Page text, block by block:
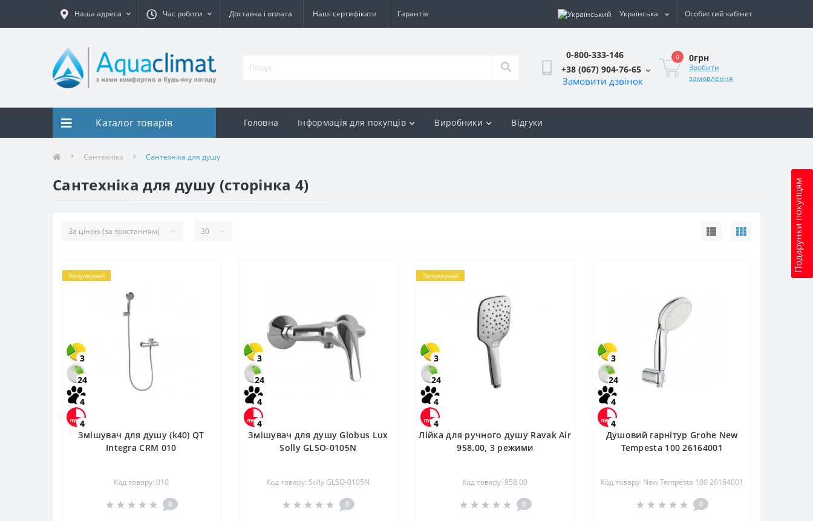
Наша адреса Час роботи Доставка і оплата Наші сертифікати Гарантія Українська Особистий кабінет
0-800-333-146
+38 (067) 904-76-65
Замовити дзвінок
0 0грн
Зробити
замовлення
Подарунки покупцям
Каталог товарів Головна Інформація для покупців Виробники Відгуки
Сантехніка Сантехніка для душу
Сантехніка для душу (сторінка 4)
Популярний
3
24
4
4
Змішувач для душу (k40) QT
Integra CRM 010
Код товару: 010
0
3
24
4
4
Змішувач для душу Globus Lux
Solly GLSO-0105N
Код товару: Solly GLSO-0105N
0
Популярний
3
24
4
4
Лійка для ручного душу Ravak Air
958.00, 3 режими
Код товару: 958.00
0
3
24
4
4
Душовий гарнітур Grohe New
Tempesta 100 26164001
Код товару: New Tempesta 100 26164001
0